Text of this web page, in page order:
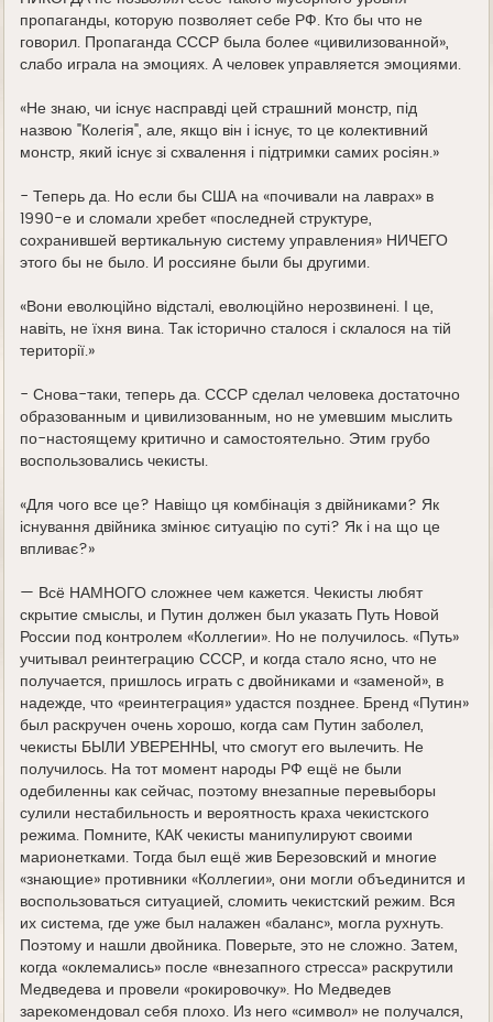
пропаганды, которую позволяет себе РФ. Кто бы что не
говорил. Пропаганда СССР была более «цивилизованной»,
слабо играла на эмоциях. А человек управляется эмоциями.
«Не знаю, чи існує насправді цей страшний монстр, під
назвою "Колегія", але, якщо він і існує, то це колективний
монстр, який існує зі схвалення і підтримки самих росіян.»
- Теперь да. Но если бы США на «почивали на лаврах» в
1990-е и сломали хребет «последней структуре,
сохранившей вертикальную систему управления» НИЧЕГО
этого бы не было. И россияне были бы другими.
«Вони еволюційно відсталі, еволюційно нерозвинені. І це,
навіть, не їхня вина. Так історично сталося і склалося на тій
території.»
- Снова-таки, теперь да. СССР сделал человека достаточно
образованным и цивилизованным, но не умевшим мыслить
по-настоящему критично и самостоятельно. Этим грубо
воспользовались чекисты.
«Для чого все це? Навіщо ця комбінація з двійниками? Як
існування двійника змінює ситуацію по суті? Як і на що це
впливає?»
— Всё НАМНОГО сложнее чем кажется. Чекисты любят
скрытие смыслы, и Путин должен был указать Путь Новой
России под контролем «Коллегии». Но не получилось. «Путь»
учитывал реинтеграцию СССР, и когда стало ясно, что не
получается, пришлось играть с двойниками и «заменой», в
надежде, что «реинтеграция» удастся позднее. Бренд «Путин»
был раскручен очень хорошо, когда сам Путин заболел,
чекисты БЫЛИ УВЕРЕННЫ, что смогут его вылечить. Не
получилось. На тот момент народы РФ ещё не были
одебиленны как сейчас, поэтому внезапные перевыборы
сулили нестабильность и вероятность краха чекистского
режима. Помните, КАК чекисты манипулируют своими
марионетками. Тогда был ещё жив Березовский и многие
«знающие» противники «Коллегии», они могли объединится и
воспользоваться ситуацией, сломить чекистский режим. Вся
их система, где уже был налажен «баланс», могла рухнуть.
Поэтому и нашли двойника. Поверьте, это не сложно. Затем,
когда «оклемались» после «внезапного стресса» раскрутили
Медведева и провели «рокировочку». Но Медведев
зарекомендовал себя плохо. Из него «символ» не получался,